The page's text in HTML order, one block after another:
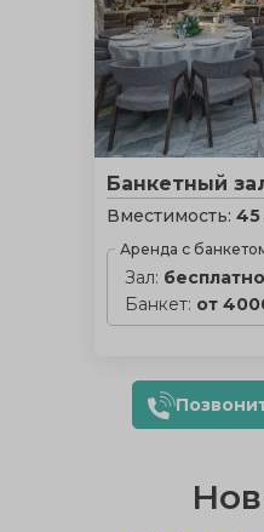
Банкетный
Вместимость: 45
Аренда с
Зал: бесплатно
Банкет: от